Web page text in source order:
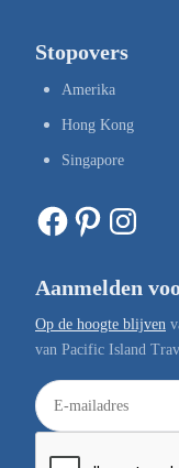
Stopovers
Amerika
Hong Kong
Singapore
Facebook Pinterest Instagram
Aanmelden
Op de hoogte blijven
van Pacific Island
E
-